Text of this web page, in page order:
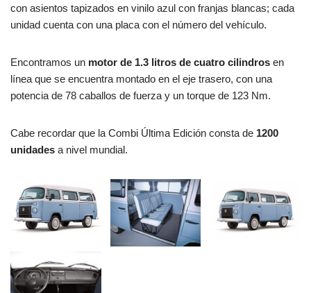
con asientos tapizados en vinilo azul con franjas blancas; cada
unidad cuenta con una placa con el número del vehículo.
Encontramos un motor de 1.3 litros de cuatro cilindros en
línea que se encuentra montado en el eje trasero, con una
potencia de 78 caballos de fuerza y un torque de 123 Nm.
Cabe recordar que la Combi Última Edición consta de 1200
unidades a nivel mundial.